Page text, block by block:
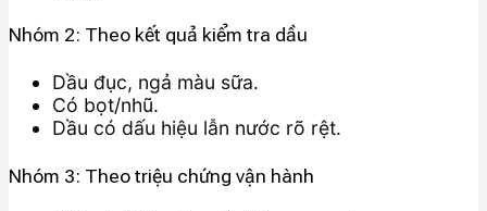
Nhóm 2: Theo kết quả kiểm tra dầu
Dầu đục, ngả màu sữa.
Có bọt/nhũ.
Dầu có dấu hiệu lẫn nước rõ rệt.
Nhóm 3: Theo triệu chứng vận hành